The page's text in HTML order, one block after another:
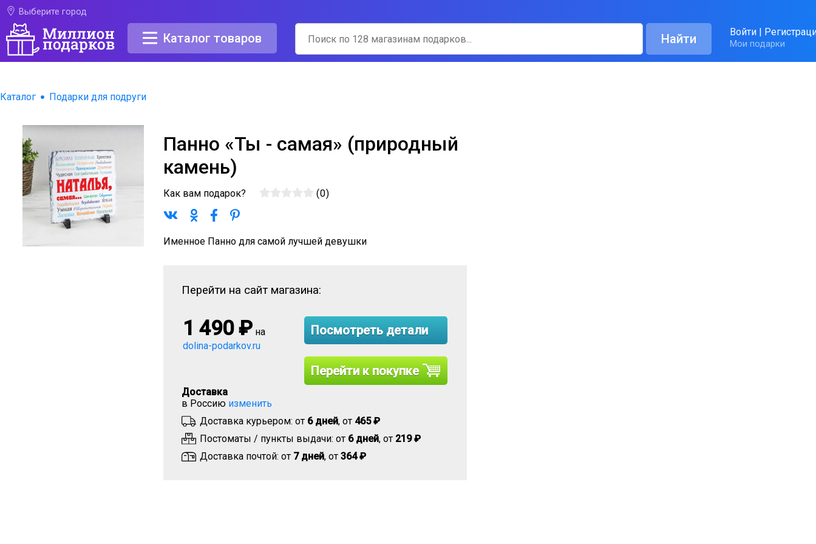
Выберите город
Каталог товаров Войти |
Мои подарки
Каталог Подарки для подруги
Панно «Ты - самая» (природный
камень)
Как вам подарок? (0)
Именное Панно для самой лучшей девушки
Перейти на сайт магазина:
1 490 ₽ на
dolina-podarkov.ru
Посмотреть детали
Перейти к покупке
Доставка
в Россию изменить
Доставка курьером: от 6 дней, от 465 ₽
Постоматы / пункты выдачи: от 6 дней, от 219 ₽
Доставка почтой: от 7 дней, от 364 ₽